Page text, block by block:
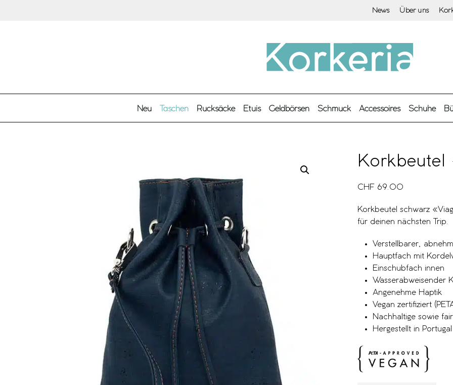
News Über uns
Neu Taschen Rucksäcke Etuis Geldbörsen Schmuck Accessoires Schuhe
Korkbeutel
CHF 69.00
Korkbeutel schwarz
für deinen nächsten Trip.
Verstellbarer,
Hauptfach mit
Einschubfach innen
Wasserabweisender
Angenehme Haptik
Vegan zertifiziert
Nachhaltige sowie
Hergestellt in Portugal